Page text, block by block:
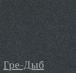
Гре-Дыб